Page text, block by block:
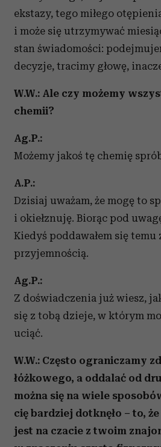
ekstazy, tego miłego
i może się utrzymywać
stan świadomości:
decyzje, tracimy głowę,
W.W.: Ale czy możemy
chemii?
Ag.P.:
Możemy jakoś tę chemię
A.P.:
Dzisiaj uważam, że mogę to
i okiełznuję. Biorąc pod
Kiedyś poddawałem się temu
przyjemnością.
Ag.P.:
Z doświadczenia już wiesz,
się z tobą dzieje, w którym
uciąć.
W.W.: Często ograniczamy
łóżkowego, a oddalać od
można się na wiele
cię bardziej dotknęło – to,
jest na czacie z twoim